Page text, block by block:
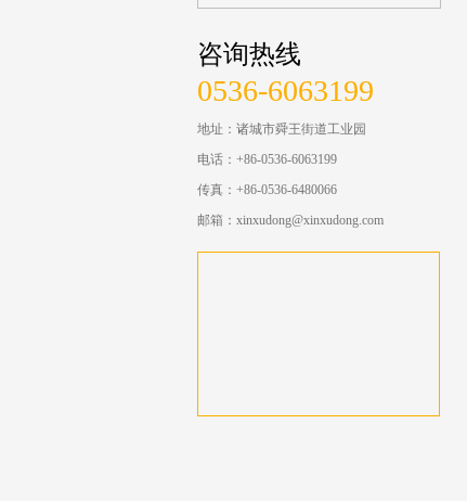
咨询热线
0536-6063199
地址：诸城市舜王街道工业园
电话：+86-0536-6063199
传真：+86-0536-6480066
邮箱：xinxudong@xinxudong.com